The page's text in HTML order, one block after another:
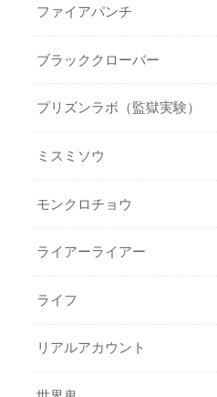
ファイアパンチ
ブラッククローバー
プリズンラボ（監獄実験）
ミスミソウ
モンクロチョウ
ライアーライアー
ライフ
リアルアカウント